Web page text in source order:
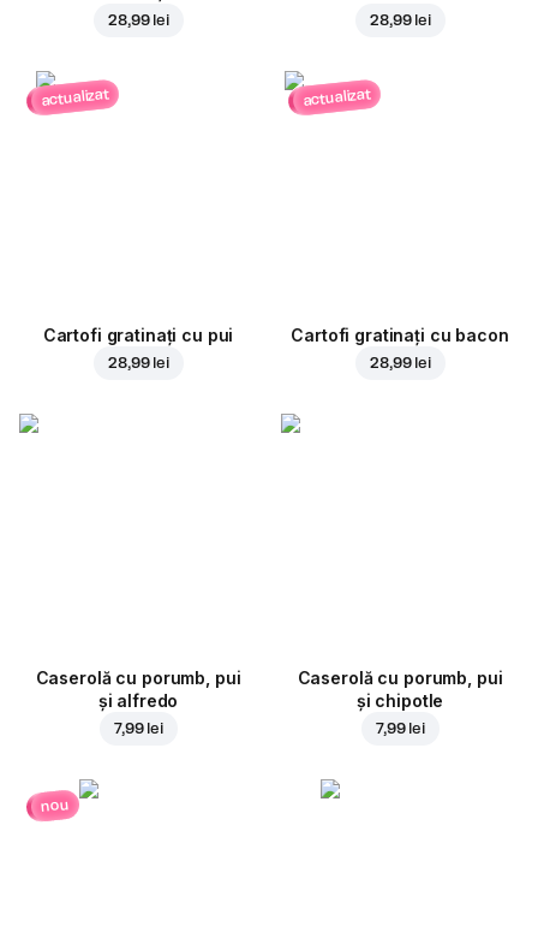
28,99 lei 28,99 lei
actualizat
Cartofi gratinați cu pui
28,99 lei
actualizat
Cartofi gratinați cu bacon
28,99 lei
Caserolă cu porumb, pui
și alfredo
7,99 lei
Caserolă cu porumb, pui
și chipotle
7,99 lei
nou